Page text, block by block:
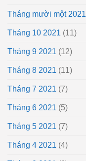
Tháng mười một 2021
Tháng 10 2021 (11)
Tháng 9 2021 (12)
Tháng 8 2021 (11)
Tháng 7 2021 (7)
Tháng 6 2021 (5)
Tháng 5 2021 (7)
Tháng 4 2021 (4)